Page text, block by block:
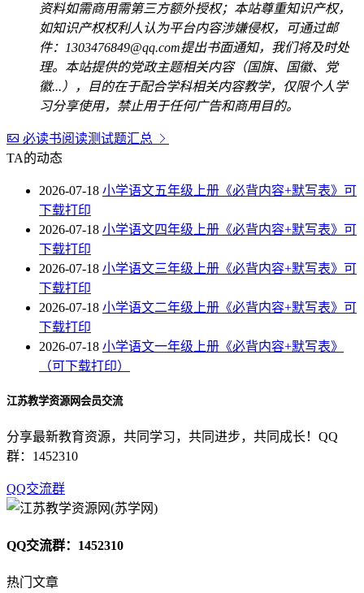
资料如需商用需第三方额外授权；本站尊重知识产权，
如知识产权权利人认为平台内容涉嫌侵权，可通过邮
件：1303476849@qq.com提出书面通知，我们将及时处
理。本站提供的党政主题相关内容（国旗、国徽、党
徽...），目的在于配合学科相关内容教学，仅限个人学
习分享使用，禁止用于任何广告和商用目的。
必读书阅读测试题汇总
TA的动态
2026-07-18 小学语文五年级上册《必背内容+默写表》可
下载打印
2026-07-18 小学语文四年级上册《必背内容+默写表》可
下载打印
2026-07-18 小学语文三年级上册《必背内容+默写表》可
下载打印
2026-07-18 小学语文二年级上册《必背内容+默写表》可
下载打印
2026-07-18 小学语文一年级上册《必背内容+默写表》
（可下载打印）
江苏教学资源网会员交流
分享最新教育资源，共同学习，共同进步，共同成长！QQ
群：1452310
QQ交流群
QQ交流群：1452310
热门文章